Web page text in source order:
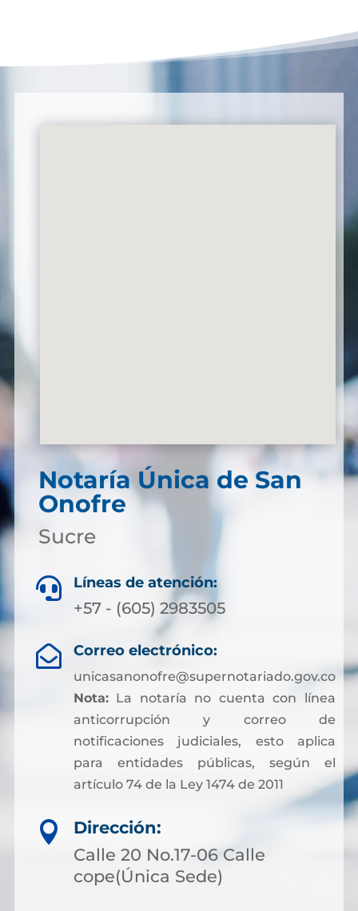
Notaría Única de San
Onofre
Sucre
 Líneas de atención:
+57 - (605) 2983505
 Correo electrónico:
unicasanonofre@supernotariado.gov.co
Nota:La notaría no cuenta con línea
anticorrupción y correo de
notificaciones judiciales, esto aplica
para entidades públicas, según el
artículo 74 de la Ley 1474 de 2011

Dirección:
Calle 20 No.17-06 Calle
cope(Única Sede)